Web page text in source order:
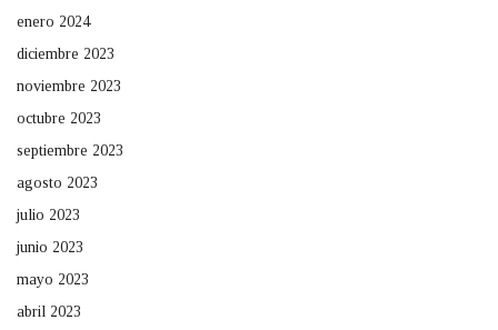
enero 2024
diciembre 2023
noviembre 2023
octubre 2023
septiembre 2023
agosto 2023
julio 2023
junio 2023
mayo 2023
abril 2023